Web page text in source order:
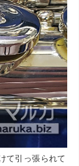
て引っ張られて